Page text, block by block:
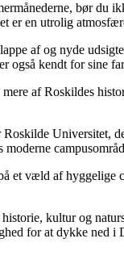
bør du
er en utrolig
af og nyde
også kendt for sine
af Roskildes
Roskilde Universitet,
et væld af hyggelige
kultur og
for at dykke ned